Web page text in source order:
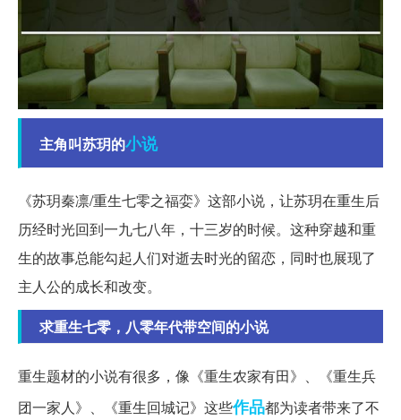
主角叫苏玥的小说
《苏玥秦凛/重生七零之福娈》这部小说，让苏玥在重生后
历经时光回到一九七八年，十三岁的时候。这种穿越和重
生的故事总能勾起人们对逝去时光的留恋，同时也展现了
主人公的成长和改变。
求重生七零，八零年代带空间的小说
重生题材的小说有很多，像《重生农家有田》、《重生兵
团一家人》、《重生回城记》这些作品都为读者带来了不